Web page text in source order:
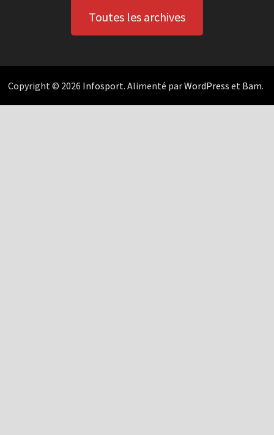
Toutes les archives
Copyright © 2026 Infosport. Alimenté parWordPress et Bam.